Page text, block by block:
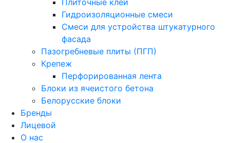
Гидроизоляционные смеси
Смеси для устройства штукатурного
фасада
Пазогребневые плиты (ПГП)
Крепеж
Перфорированная лента
Блоки из ячеистого бетона
Белорусские блоки
Бренды
Лицевой
О нас